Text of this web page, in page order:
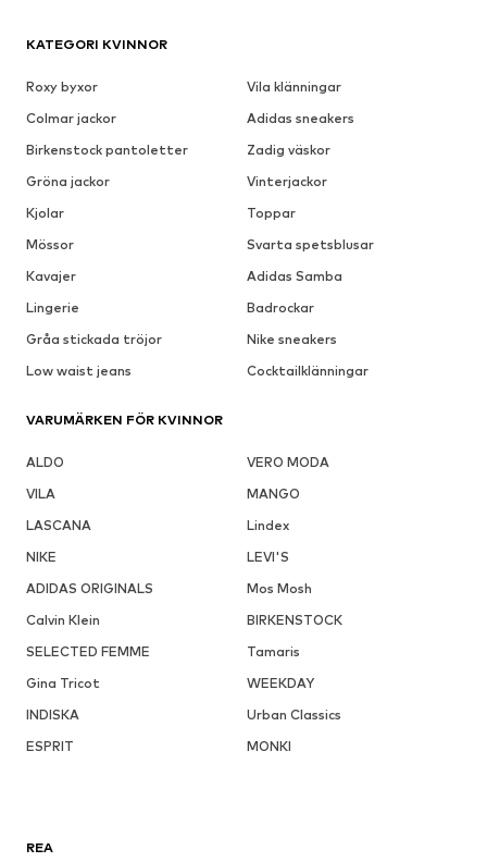
KATEGORI KVINNOR
Roxy byxor
Vila klänningar
Colmar jackor
Adidas sneakers
Birkenstock pantoletter
Zadig väskor
Gröna jackor
Vinterjackor
Kjolar
Toppar
Mössor
Svarta spetsblusar
Kavajer
Adidas Samba
Lingerie
Badrockar
Gråa stickada tröjor
Nike sneakers
Low waist jeans
Cocktailklänningar
VARUMÄRKEN FÖR KVINNOR
ALDO
VERO MODA
VILA
MANGO
LASCANA
Lindex
NIKE
LEVI'S
ADIDAS ORIGINALS
Mos Mosh
Calvin Klein
BIRKENSTOCK
SELECTED FEMME
Tamaris
Gina Tricot
WEEKDAY
INDISKA
Urban Classics
ESPRIT
MONKI
REA